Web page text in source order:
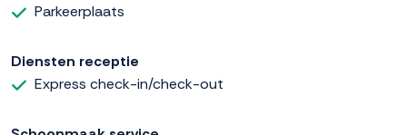
Parkeerplaats
Diensten receptie
Express check-in/check-out